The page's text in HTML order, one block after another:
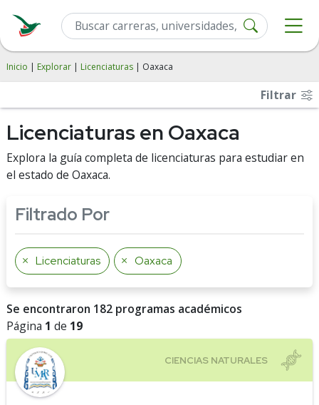
Inicio | Explorar | Licenciaturas | Oaxaca
Filtrar
Licenciaturas en Oaxaca
Explora la guía completa de licenciaturas para estudiar en
el estado de Oaxaca.
Filtrado Por
Licenciaturas Oaxaca
Se encontraron 182 programas académicos
Página 1 de 19